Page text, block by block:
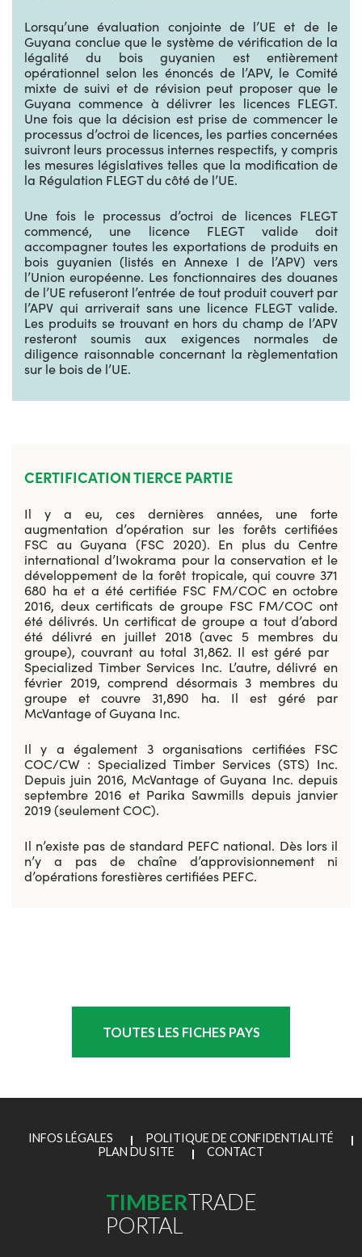
Lorsqu’une évaluation conjointe de l’UE et de le
Guyana conclue que le système de vérification de la
légalité du bois guyanien est entièrement
opérationnel selon les énoncés de l’APV, le Comité
mixte de suivi et de révision peut proposer que le
Guyana commence à délivrer les licences FLEGT.
Une fois que la décision est prise de commencer le
processus d’octroi de licences, les parties concernées
suivront leurs processus internes respectifs, y compris
les mesures législatives telles que la modification de
la Régulation FLEGT du côté de l’UE.
Une fois le processus d’octroi de licences FLEGT
commencé, une licence FLEGT valide doit
accompagner toutes les exportations de produits en
bois guyanien (listés en Annexe I de l’APV) vers
l’Union européenne. Les fonctionnaires des douanes
de l’UE refuseront l’entrée de tout produit couvert par
l’APV qui arriverait sans une licence FLEGT valide.
Les produits se trouvant en hors du champ de l’APV
resteront soumis aux exigences normales de
diligence raisonnable concernant la règlementation
sur le bois de l’UE.
CERTIFICATION TIERCE PARTIE
Il y a eu, ces dernières années, une forte
augmentation d’opération sur les forêts certifiées
FSC au Guyana (FSC 2020). En plus du Centre
international d’Iwokrama pour la conservation et le
développement de la forêt tropicale, qui couvre 371
680 ha et a été certifiée FSC FM/COC en octobre
2016, deux certificats de groupe FSC FM/COC ont
été délivrés. Un certificat de groupe a tout d’abord
été délivré en juillet 2018 (avec 5 membres du
groupe), couvrant au total 31,862. Il est géré par
Specialized Timber Services Inc. L’autre, délivré en
février 2019, comprend désormais 3 membres du
groupe et couvre 31,890 ha. Il est géré par
McVantage of Guyana Inc.
Il y a également 3 organisations certifiées FSC
COC/CW : Specialized Timber Services (STS) Inc.
Depuis juin 2016, McVantage of Guyana Inc. depuis
septembre 2016 et Parika Sawmills depuis janvier
2019 (seulement COC).
Il n’existe pas de standard PEFC national. Dès lors il
n’y a pas de chaîne d’approvisionnement ni
d’opérations forestières certifiées PEFC.
TOUTES LES FICHES PAYS
INFOS LÉGALES
POLITIQUE DE CONFIDENTIALITÉ
PLAN DU SITE
CONTACT
TIMBERTRADE
PORTAL